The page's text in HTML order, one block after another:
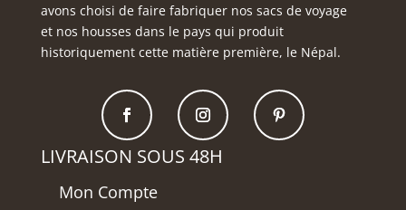
avons choisi de faire fabriquer nos sacs de voyage
et nos housses dans le pays qui produit
historiquement cette matière première, le Népal.
LIVRAISON SOUS 48H
Mon Compte